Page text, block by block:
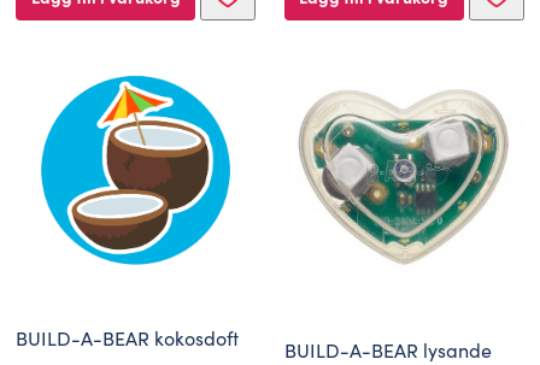
BUILD-A-BEAR kokosdoft
BUILD-A-BEAR lysande